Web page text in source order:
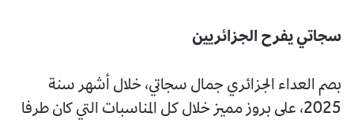
سجاتي يفرح الجزائريين
بصم العداء الجزائري جمال سجاتي، خلال أشهر سنة
2025، على بروز مميز خلال كل المناسبات التي كان طرفا